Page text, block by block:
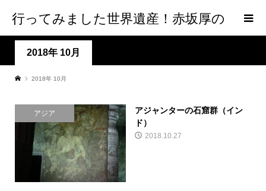
行ってみました世界遺産！赤坂厚の
world Heritage
2018年 10月
2018年 10月
アジア
アジャンターの石窟群（イン
ド）
2018.10.27